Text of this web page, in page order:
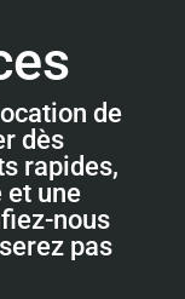
de
dès
rapides,
et une
nous
pas